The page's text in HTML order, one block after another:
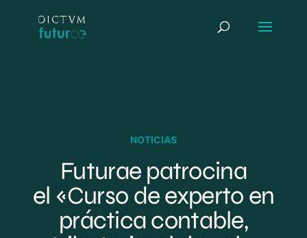
NOTICIAS
Futurae patrocina
el «Curso de experto en
práctica contable,